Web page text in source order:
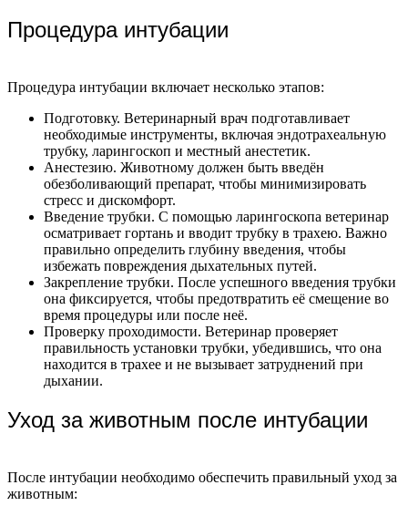
Процедура интубации
Процедура интубации включает несколько этапов:
Подготовку. Ветеринарный врач подготавливает
необходимые инструменты, включая эндотрахеальную
трубку, ларингоскоп и местный анестетик.
Анестезию. Животному должен быть введён
обезболивающий препарат, чтобы минимизировать
стресс и дискомфорт.
Введение трубки. С помощью ларингоскопа ветеринар
осматривает гортань и вводит трубку в трахею. Важно
правильно определить глубину введения, чтобы
избежать повреждения дыхательных путей.
Закрепление трубки. После успешного введения трубки
она фиксируется, чтобы предотвратить её смещение во
время процедуры или после неё.
Проверку проходимости. Ветеринар проверяет
правильность установки трубки, убедившись, что она
находится в трахее и не вызывает затруднений при
дыхании.
Уход за животным после интубации
После интубации необходимо обеспечить правильный уход за
животным: